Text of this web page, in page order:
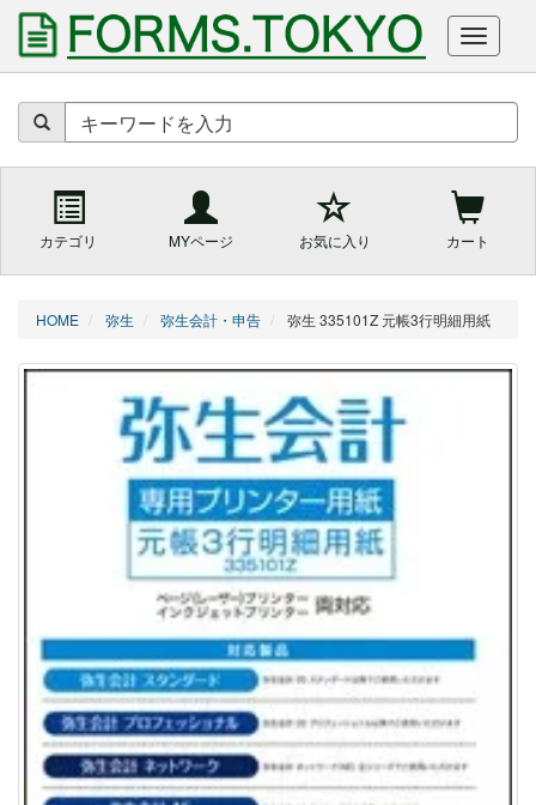
商
キ
ー
ワ
ー
ド
で
索
カテゴリ MYページ お気に入り カート
HOME 弥生 弥生会計・申告 弥生 335101Z 元帳3行明細用紙